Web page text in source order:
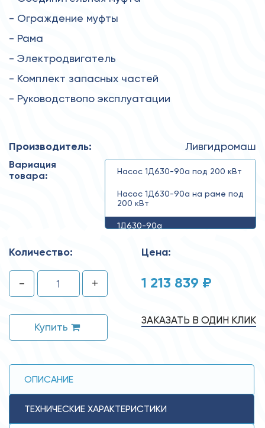
- Ограждение муфты
- Рама
- Электродвигатель
- Комплект запасных частей
- Руководствопо эксплуатации
Производитель: Ливгидромаш
Вариация
товара:
Насос 1Д630-90а под 200 кВт
Насос 1Д630-90а на раме под
200 кВт
1Д630-90а
Количество:
- +
Купить
Цена:
1 213 839 ₽
ЗАКАЗАТЬ В ОДИН КЛИК
ОПИСАНИЕ
ТЕХНИЧЕСКИЕ ХАРАКТЕРИСТИКИ